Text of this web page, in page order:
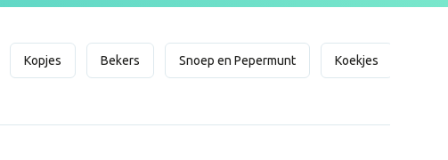
Kopjes Bekers Snoep en Pepermunt Koekjes